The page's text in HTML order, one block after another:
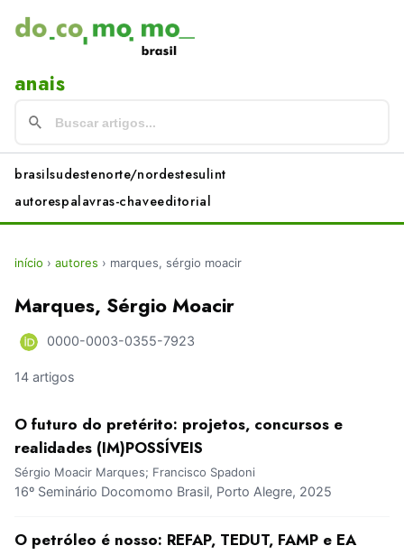
anais
brasilsudestenorte/nordestesulint
autorespalavras-chaveeditorial
início › autores › marques, sérgio moacir
Marques, Sérgio Moacir
0000-0003-0355-7923
14 artigos
O futuro do pretérito: projetos, concursos e
realidades (IM)POSSÍVEIS
Sérgio Moacir Marques; Francisco Spadoni
16º Seminário Docomomo Brasil, Porto Alegre, 2025
O petróleo é nosso: REFAP, TEDUT, FAMP e EA